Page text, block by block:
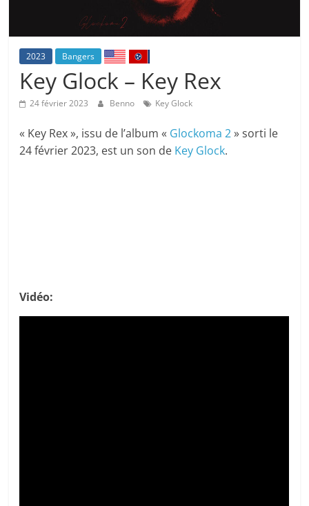
2023 Bangers
Key Glock – Key Rex
24 février 2023 Benno Key Glock
« Key Rex », issu de l’album « Glockoma 2» sorti le
24 février 2023, est un son de Key Glock.
Vidéo: